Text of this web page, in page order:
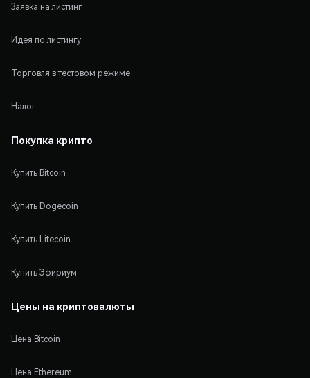
Заявка на листинг
Идея по листингу
Торговля в тестовом режиме
Налог
Покупка крипто
Купить Bitcoin
Купить Dogecoin
Купить Litecoin
Купить Эфириум
Цены на криптовалюты
Цена Bitcoin
Цена Ethereum